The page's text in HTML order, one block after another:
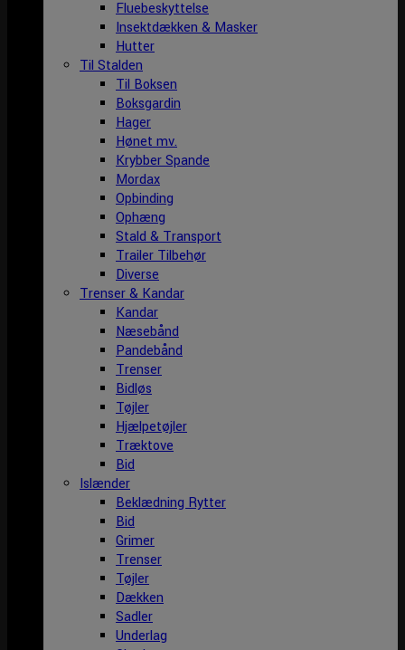
Fluebeskyttelse
Insektdækken & Masker
Hutter
Til Stalden
Til Boksen
Boksgardin
Hager
Hønet mv.
Krybber Spande
Mordax
Opbinding
Ophæng
Stald & Transport
Trailer Tilbehør
Diverse
Trenser & Kandar
Kandar
Næsebånd
Pandebånd
Trenser
Bidløs
Tøjler
Hjælpetøjler
Træktove
Bid
Islænder
Beklædning Rytter
Bid
Grimer
Trenser
Tøjler
Dækken
Sadler
Underlag